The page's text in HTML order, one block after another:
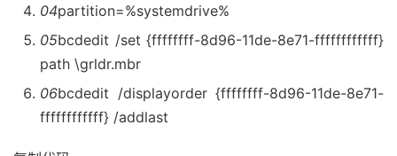
04partition=%systemdrive%
05bcdedit /set {ffffffff-8d96-11de-8e71-ffffffffffff}
path \grldr.mbr
06bcdedit /displayorder {ffffffff-8d96-11de-8e71-
ffffffffffff} /addlast